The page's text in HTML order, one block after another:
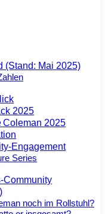
(Stand: Mai 2025)
2025
Coleman 2025
Series
noch im Rollstuhl?